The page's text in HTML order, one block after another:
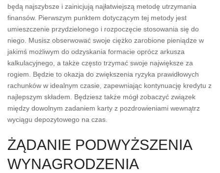
będą najszybsze i zainicjują najłatwiejszą metodę utrzymania
finansów. Pierwszym punktem dotyczącym tej metody jest
umieszczenie przydzielonego i rozpoczęcie stosowania się do
niego. Musisz obserwować swoje ciężko zarobione pieniądze w
jakimś możliwym do odzyskania formacie oprócz arkusza
kalkulacyjnego, a także często trzymać swoje największe za
rogiem. Będzie to okazja do zwiększenia ryzyka prawidłowych
rachunków w idealnym czasie, zapewniając kontynuację kredytu z
najlepszym składem. Będziesz także mógł zobaczyć związek
między dowolnym zadaniem karty z pozdrowieniami wewnątrz
wyciągu depozytowego na czas.
ŻĄDANIE PODWYŻSZENIA
WYNAGRODZENIA